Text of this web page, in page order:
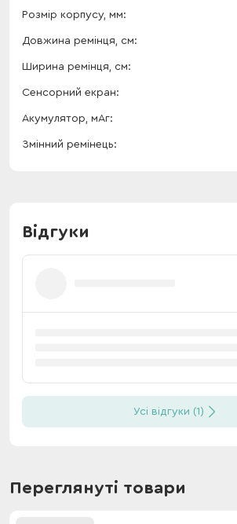
Розмір корпусу, мм
Довжина ремінця, см
Ширина ремінця, см
Сенсорний екран
Акумулятор, мАг
Змінний ремінець
Відгуки
Усі відгуки (1)
Переглянуті товари